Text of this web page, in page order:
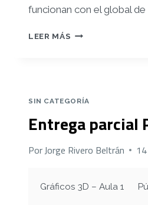
funcionan con el global de
LEER MÁS ENTREGA
SIN CATEGORÍA
Entrega parcial
PorJorge Rivero Beltrán
Gráficos 3D – Aula 1